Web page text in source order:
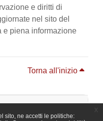
sito, ne accetti le politiche:
e diritti di
nel sito del
e piena informazione
Torna all'inizio